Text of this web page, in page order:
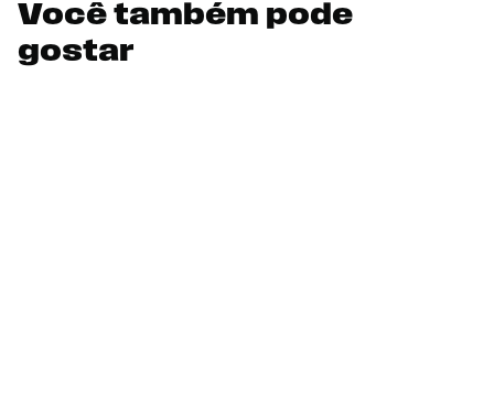
Você também pode
gostar